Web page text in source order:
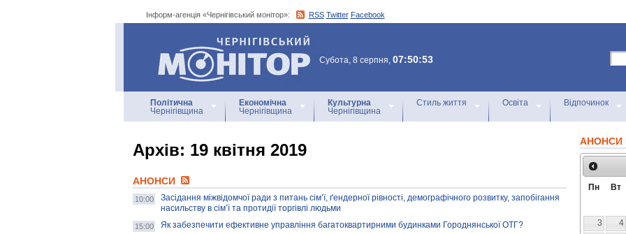
Інформ-агенція «Чернігівський монітор»: RSS Twitter Facebook
Інформ-агенція
«Чернігівський монітор»
Субота, 8 серпня, 07:50:53
Політична
Чернігівщина
Економічна
Чернігівщина
Культурна
Чернігівщина
Стиль життя Освіта Відпочинок
Архiв: 19 квітня 2019
АНОНСИ
10:00
Засідання міжвідомчої ради з питань сім’ї, ґендерної рівності, демографічного розвитку, запобігання
насильству в сім’ї та протидії торгівлі людьми
15:00 Як забезпечити ефективне управління багатоквартирними будинками Городнянської ОТГ?
АНОНСИ
Пн Вт
3
4